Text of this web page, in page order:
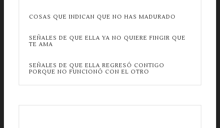
COSAS QUE INDICAN QUE NO HAS MADURADO
SEÑALES DE QUE ELLA YA NO QUIERE FINGIR QUE
TE AMA
SEÑALES DE QUE ELLA REGRESÓ CONTIGO
PORQUE NO FUNCIONÓ CON EL OTRO